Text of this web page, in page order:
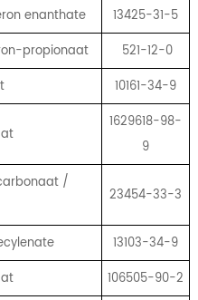
enanthate
13425-31-5
propionaat
521-12-0
10161-34-9
1629618-98-
9
/
23454-33-3
13103-34-9
106505-90-2